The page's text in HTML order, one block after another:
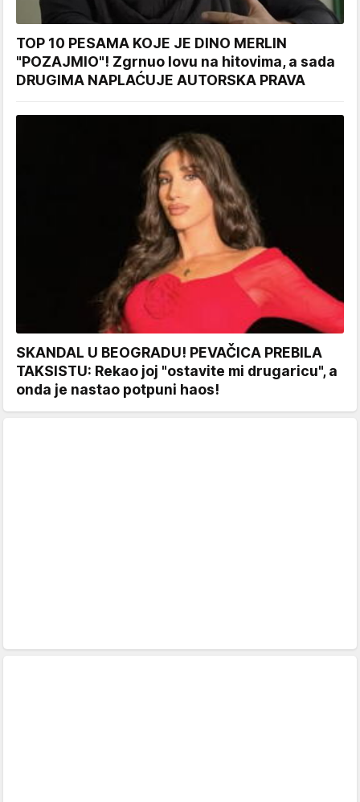
TOP 10 PESAMA KOJE JE DINO MERLIN
"POZAJMIO"! Zgrnuo lovu na hitovima, a sada
DRUGIMA NAPLAĆUJE AUTORSKA PRAVA
SKANDAL U BEOGRADU! PEVAČICA PREBILA
TAKSISTU: Rekao joj "ostavite mi drugaricu", a
onda je nastao potpuni haos!